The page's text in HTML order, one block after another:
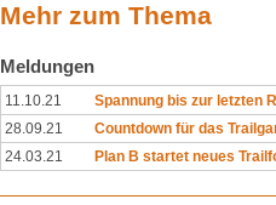
Mehr zum Thema
Meldungen
11.10.21
Spannung bis zur letzten
28.09.21
Countdown für das
24.03.21
Plan B startet neues